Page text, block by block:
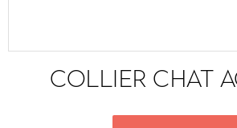
COLLIER CHAT